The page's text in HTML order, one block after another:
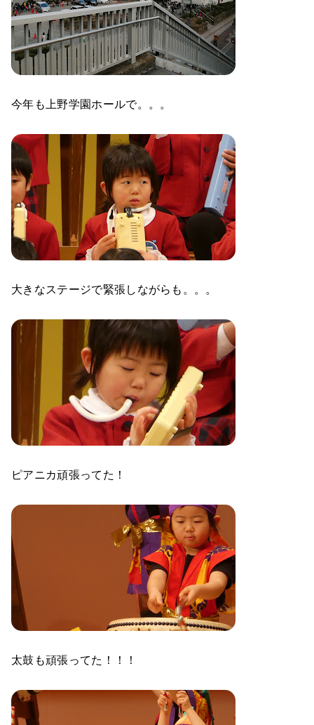
今年も上野学園ホールで。。。
大きなステージで緊張しながらも。。。
ピアニカ頑張ってた！
太鼓も頑張ってた！！！